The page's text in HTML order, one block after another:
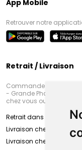
App Mobile
Retrouver notre
Retrait / Livraison
Commandez en ligne et
- Grande Pharmacie
chez vous ou en point
Retrait dans la
Livraison chez vous
Livraison chez votre